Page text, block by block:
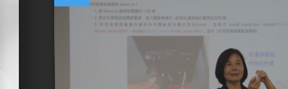
台灣搶攻後矽時代半導體關鍵技
術